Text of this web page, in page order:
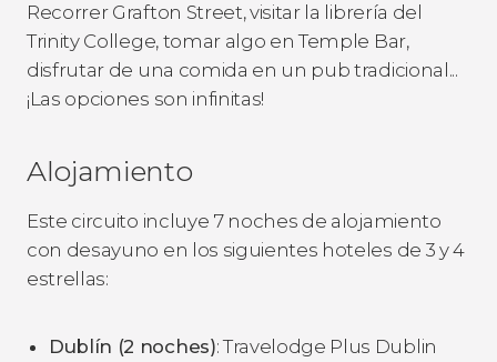
Recorrer Grafton Street, visitar la librería del
Trinity College, tomar algo en Temple Bar,
disfrutar de una comida en un pub tradicional...
¡Las opciones son infinitas!
Alojamiento
Este circuito incluye 7 noches de alojamiento
con desayuno en los siguientes hoteles de 3 y 4
estrellas:
Dublín (2 noches): Travelodge Plus Dublin